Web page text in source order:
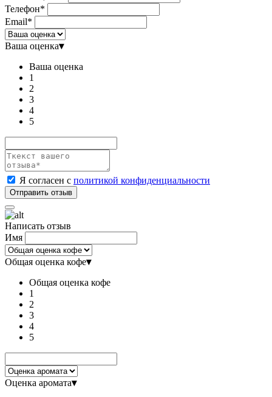
Телефон*
Email*
Ваша оценка▾
Ваша оценка
1
2
3
4
5
Я согласен с политикой конфиденциальности
Написать отзыв
Имя
Общая оценка кофе▾
Общая оценка кофе
1
2
3
4
5
Оценка аромата▾